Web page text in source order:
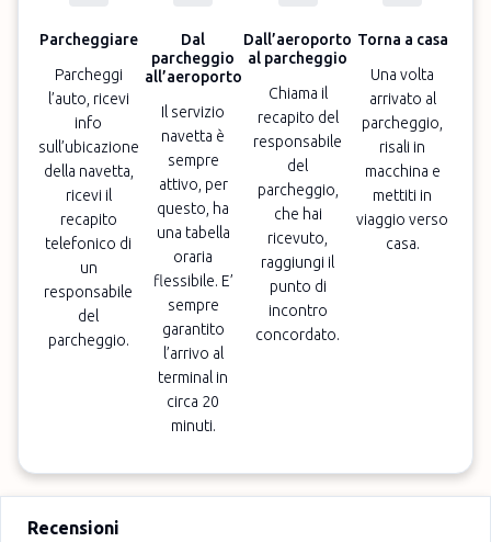
Parcheggiare
Parcheggi
l’auto, ricevi
info
sull’ubicazione
della navetta,
ricevi il
recapito
telefonico di
un
responsabile
del
parcheggio.
Dal
parcheggio
all’aeroporto
Il servizio
navetta è
sempre
attivo, per
questo, ha
una tabella
oraria
flessibile. E’
sempre
garantito
l’arrivo al
terminal in
circa 20
minuti.
Dall’aeroporto
al parcheggio
Chiama il
recapito del
responsabile
del
parcheggio,
che hai
ricevuto,
raggiungi il
punto di
incontro
concordato.
Torna a casa
Una volta
arrivato al
parcheggio,
risali in
macchina e
mettiti in
viaggio verso
casa.
Recensioni